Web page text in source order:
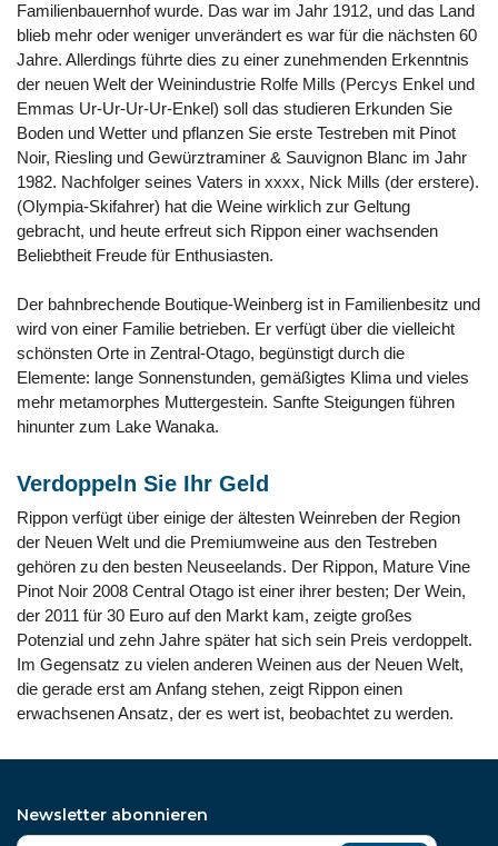
Familienbauernhof wurde. Das war im Jahr 1912, und das Land
blieb mehr oder weniger unverändert es war für die nächsten 60
Jahre. Allerdings führte dies zu einer zunehmenden Erkenntnis
der neuen Welt der Weinindustrie Rolfe Mills (Percys Enkel und
Emmas Ur-Ur-Ur-Ur-Enkel) soll das studieren Erkunden Sie
Boden und Wetter und pflanzen Sie erste Testreben mit Pinot
Noir, Riesling und Gewürztraminer & Sauvignon Blanc im Jahr
1982. Nachfolger seines Vaters in xxxx, Nick Mills (der erstere).
(Olympia-Skifahrer) hat die Weine wirklich zur Geltung
gebracht, und heute erfreut sich Rippon einer wachsenden
Beliebtheit Freude für Enthusiasten.
Der bahnbrechende Boutique-Weinberg ist in Familienbesitz und
wird von einer Familie betrieben. Er verfügt über die vielleicht
schönsten Orte in Zentral-Otago, begünstigt durch die
Elemente: lange Sonnenstunden, gemäßigtes Klima und vieles
mehr metamorphes Muttergestein. Sanfte Steigungen führen
hinunter zum Lake Wanaka.
Verdoppeln Sie Ihr Geld
Rippon verfügt über einige der ältesten Weinreben der Region
der Neuen Welt und die Premiumweine aus den Testreben
gehören zu den besten Neuseelands. Der Rippon, Mature Vine
Pinot Noir 2008 Central Otago ist einer ihrer besten; Der Wein,
der 2011 für 30 Euro auf den Markt kam, zeigte großes
Potenzial und zehn Jahre später hat sich sein Preis verdoppelt.
Im Gegensatz zu vielen anderen Weinen aus der Neuen Welt,
die gerade erst am Anfang stehen, zeigt Rippon einen
erwachsenen Ansatz, der es wert ist, beobachtet zu werden.
Newsletter abonnieren